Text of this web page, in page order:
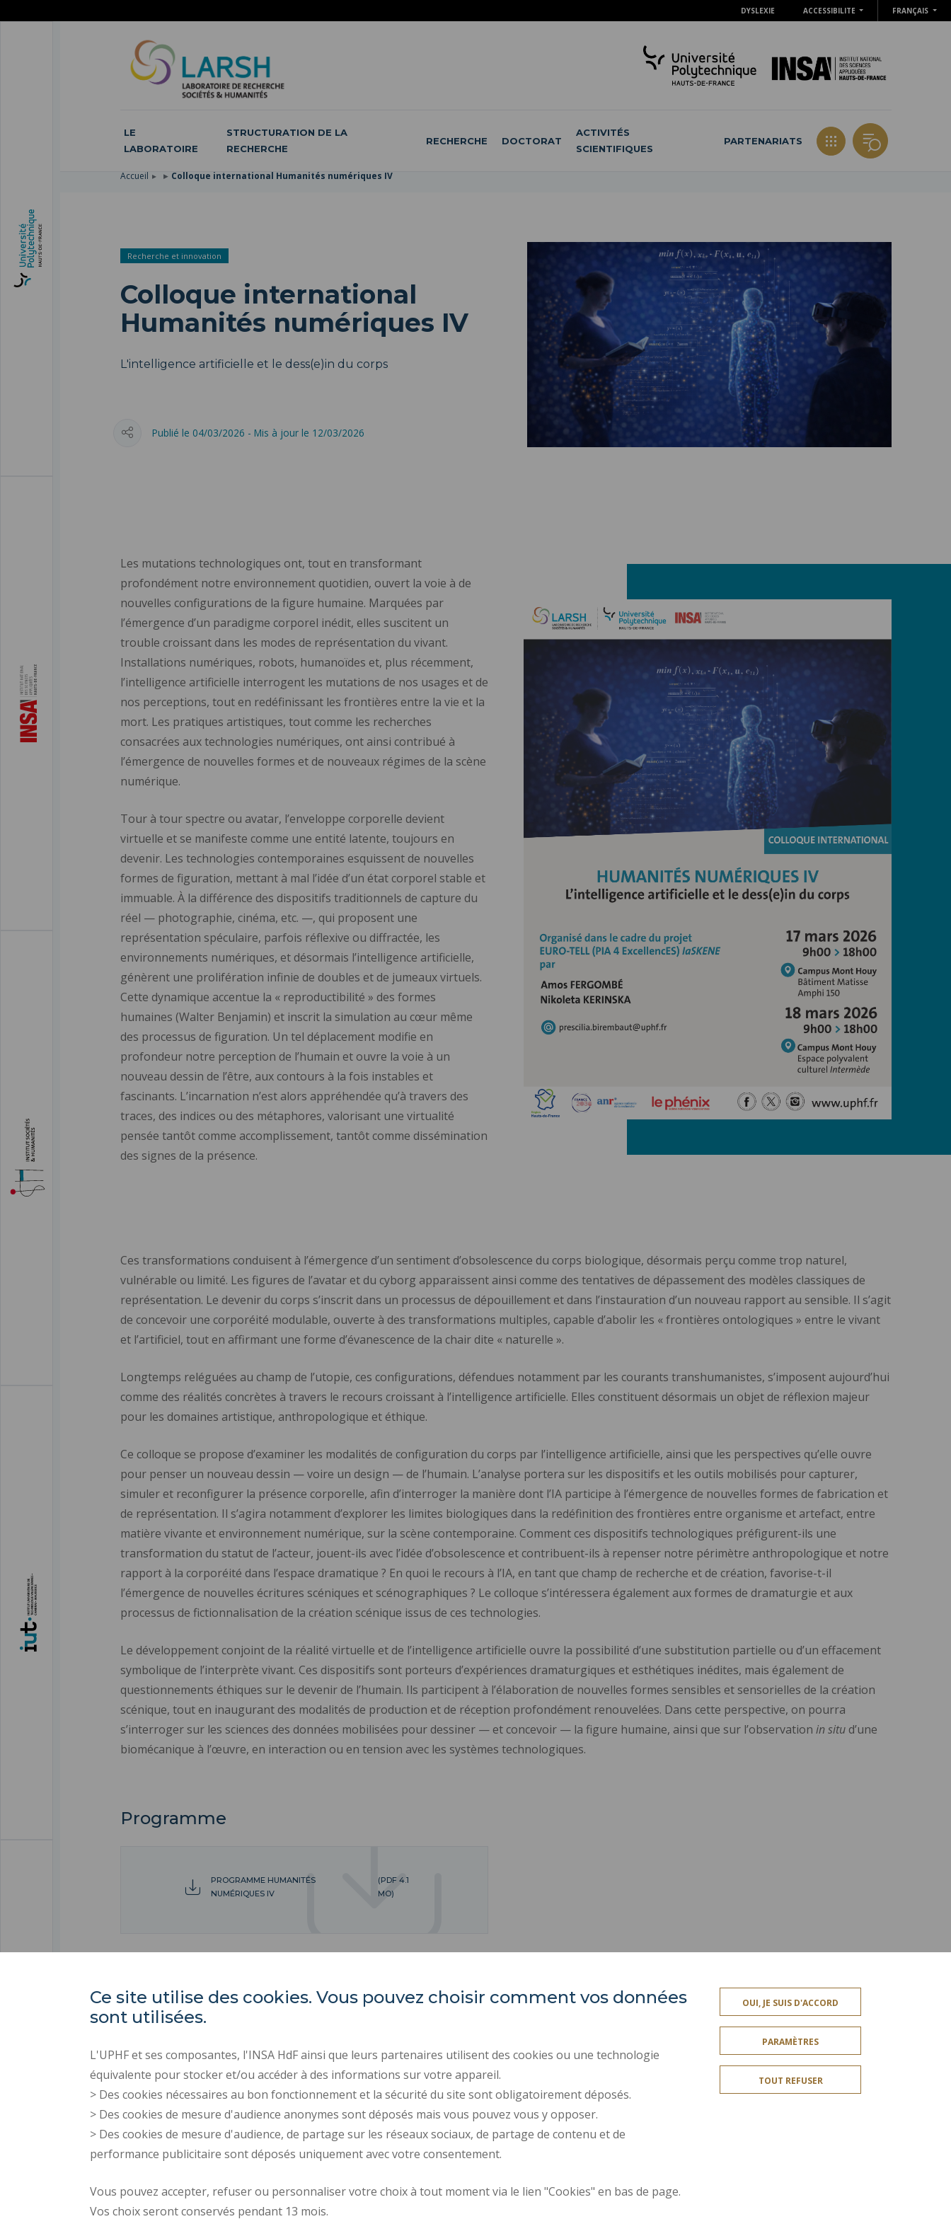
DYSLEXIE ACCESSIBILITE FRANÇAIS
LE
LABORATOIRE
STRUCTURATION DE LA
RECHERCHE
RECHERCHE DOCTORAT
ACTIVITÉS
SCIENTIFIQUES
PARTENARIATS
Accueil Colloque international Humanités numériques IV
Recherche et innovation
Colloque international
Humanités numériques IV
L'intelligence artificielle et le dess(e)in du corps
Publié le 04/03/2026 - Mis à jour le 12/03/2026
Les mutations technologiques ont, tout en transformant
profondément notre environnement quotidien, ouvert la voie à de
nouvelles configurations de la figure humaine. Marquées par
l’émergence d’un paradigme corporel inédit, elles suscitent un
trouble croissant dans les modes de représentation du vivant.
Installations numériques, robots, humanoïdes et, plus récemment,
l’intelligence artificielle interrogent les mutations de nos usages et de
nos perceptions, tout en redéfinissant les frontières entre la vie et la
mort. Les pratiques artistiques, tout comme les recherches
consacrées aux technologies numériques, ont ainsi contribué à
l’émergence de nouvelles formes et de nouveaux régimes de la scène
numérique.
Tour à tour spectre ou avatar, l’enveloppe corporelle devient
virtuelle et se manifeste comme une entité latente, toujours en
devenir. Les technologies contemporaines esquissent de nouvelles
formes de figuration, mettant à mal l’idée d’un état corporel stable et
immuable. À la différence des dispositifs traditionnels de capture du
réel — photographie, cinéma, etc. —, qui proposent une
représentation spéculaire, parfois réflexive ou diffractée, les
environnements numériques, et désormais l’intelligence artificielle,
génèrent une prolifération infinie de doubles et de jumeaux virtuels.
Cette dynamique accentue la « reproductibilité » des formes
humaines (Walter Benjamin) et inscrit la simulation au cœur même
des processus de figuration. Un tel déplacement modifie en
profondeur notre perception de l’humain et ouvre la voie à un
nouveau dessin de l’être, aux contours à la fois instables et
fascinants. L’incarnation n’est alors appréhendée qu’à travers des
traces, des indices ou des métaphores, valorisant une virtualité
pensée tantôt comme accomplissement, tantôt comme dissémination
des signes de la présence.
Ces transformations conduisent à l’émergence d’un sentiment d’obsolescence du corps biologique, désormais perçu comme trop naturel,
vulnérable ou limité. Les figures de l’avatar et du cyborg apparaissent ainsi comme des tentatives de dépassement des modèles classiques de
représentation. Le devenir du corps s’inscrit dans un processus de dépouillement et dans l’instauration d’un nouveau rapport au sensible. Il s’agit
de concevoir une corporéité modulable, ouverte à des transformations multiples, capable d’abolir les « frontières ontologiques » entre le vivant
et l’artificiel, tout en affirmant une forme d’évanescence de la chair dite « naturelle ».
Longtemps reléguées au champ de l’utopie, ces configurations, défendues notamment par les courants transhumanistes, s’imposent aujourd’hui
comme des réalités concrètes à travers le recours croissant à l’intelligence artificielle. Elles constituent désormais un objet de réflexion majeur
pour les domaines artistique, anthropologique et éthique.
Ce colloque se propose d’examiner les modalités de configuration du corps par l’intelligence artificielle, ainsi que les perspectives qu’elle ouvre
pour penser un nouveau dessin — voire un design — de l’humain. L’analyse portera sur les dispositifs et les outils mobilisés pour capturer,
simuler et reconfigurer la présence corporelle, afin d’interroger la manière dont l’IA participe à l’émergence de nouvelles formes de fabrication et
de représentation. Il s’agira notamment d’explorer les limites biologiques dans la redéfinition des frontières entre organisme et artefact, entre
matière vivante et environnement numérique, sur la scène contemporaine. Comment ces dispositifs technologiques préfigurent-ils une
transformation du statut de l’acteur, jouent-ils avec l’idée d’obsolescence et contribuent-ils à repenser notre périmètre anthropologique et notre
rapport à la corporéité dans l’espace dramatique ? En quoi le recours à l’IA, en tant que champ de recherche et de création, favorise-t-il
l’émergence de nouvelles écritures scéniques et scénographiques ? Le colloque s’intéressera également aux formes de dramaturgie et aux
processus de fictionnalisation de la création scénique issus de ces technologies.
Le développement conjoint de la réalité virtuelle et de l’intelligence artificielle ouvre la possibilité d’une substitution partielle ou d’un effacement
symbolique de l’interprète vivant. Ces dispositifs sont porteurs d’expériences dramaturgiques et esthétiques inédites, mais également de
questionnements éthiques sur le devenir de l’humain. Ils participent à l’élaboration de nouvelles formes sensibles et sensorielles de la création
scénique, tout en inaugurant des modalités de production et de réception profondément renouvelées. Dans cette perspective, on pourra
s’interroger sur les sciences des données mobilisées pour dessiner — et concevoir — la figure humaine, ainsi que sur l’observation in situ d’une
biomécanique à l’œuvre, en interaction ou en tension avec les systèmes technologiques.
Programme
PROGRAMME HUMANITÉS
NUMÉRIQUES IV
(PDF 4.1
MO)
Les Tertiales
Rue des Cent Têtes
59313 VALENCIENNES CEDEX 9
CRÉDITS
MENTIONS LÉGALES
RECRUTEMENTS PLAN DU SITE
DONNÉES PERSONNELLES
GESTION DES COOKIES
Requête d'amélioration
Ce site utilise des cookies. Vous pouvez choisir comment vos données
sont utilisées.
L'UPHF et ses composantes, l'INSA HdF ainsi que leurs partenaires utilisent des cookies ou une technologie
équivalente pour stocker et/ou accéder à des informations sur votre appareil.
> Des cookies nécessaires au bon fonctionnement et la sécurité du site sont obligatoirement déposés.
> Des cookies de mesure d'audience anonymes sont déposés mais vous pouvez vous y opposer.
> Des cookies de mesure d'audience, de partage sur les réseaux sociaux, de partage de contenu et de
performance publicitaire sont déposés uniquement avec votre consentement.
Vous pouvez accepter, refuser ou personnaliser votre choix à tout moment via le lien "Cookies" en bas de page.
Vos choix seront conservés pendant 13 mois.
OUI, JE SUIS D'ACCORD
PARAMÈTRES
TOUT REFUSER